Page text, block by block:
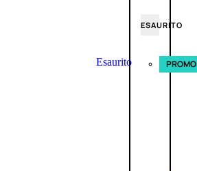
ESAURITO
Esaurito PROMO